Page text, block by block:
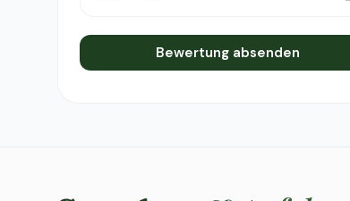
Bewertung absenden